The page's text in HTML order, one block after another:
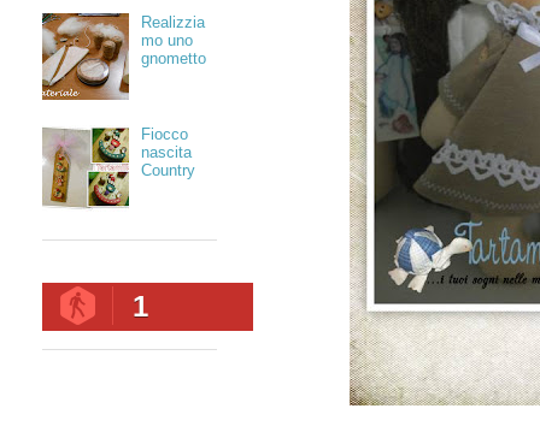
Realizzia
mo uno
gnometto
Fiocco
nascita
Country
1